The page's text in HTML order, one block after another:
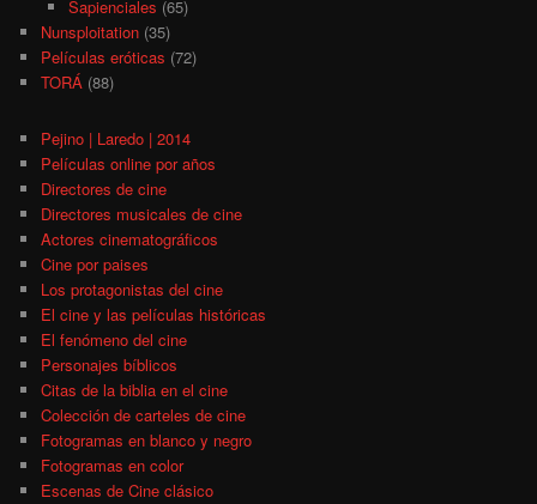
Sapienciales (65)
Nunsploitation (35)
Películas eróticas (72)
TORÁ (88)
Pejino | Laredo | 2014
Películas online por años
Directores de cine
Directores musicales de cine
Actores cinematográficos
Cine por paises
Los protagonistas del cine
El cine y las películas históricas
El fenómeno del cine
Personajes bíblicos
Citas de la biblia en el cine
Colección de carteles de cine
Fotogramas en blanco y negro
Fotogramas en color
Escenas de Cine clásico